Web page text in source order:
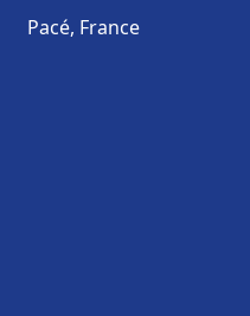
Pacé, France